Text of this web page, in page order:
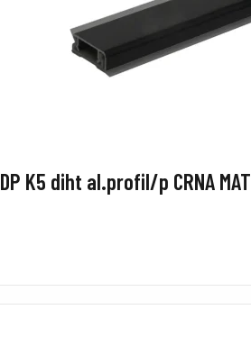
DP K5 diht al.profil/p CRNA MAT